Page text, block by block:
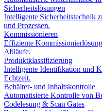
Sicherheitslösungen
Intelligente Sicherheitstechnik
und Prozessen.
Kommissionieren
Effiziente
Abläufe.
Produktklassifizierung
Intelligente Identifikation und
Echtzeit.
Behälter- und Inhaltskontrolle
Automatisierte Kontrolle von
Codelesung & Scan Gates